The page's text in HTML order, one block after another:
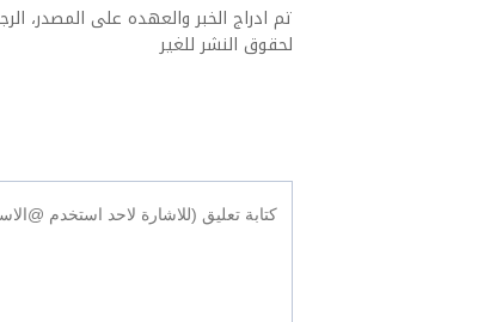
تم ادراج الخبر والعهده على المصدر،
لحقوق النشر للغير